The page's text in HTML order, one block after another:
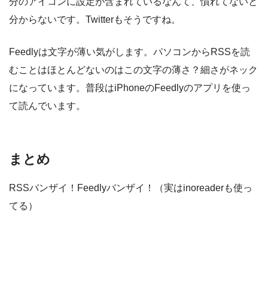
分からないです。Twitterもそうですね。
Feedlyは文字が薄い気がします。パソコンからRSSを読
むことはほとんどないのはこの文字の薄さ？細さがネック
になっています。普段はiPhoneのFeedlyのアプリを使っ
て読んでいます。
まとめ
RSSバンザイ！Feedlyバンザイ！（実はinoreaderも使っ
てる）